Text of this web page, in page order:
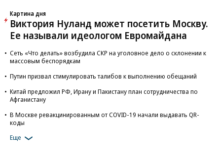
Картина дня
Виктория Нуланд может посетить Москву.
Ее называли идеологом Евромайдана
Сеть «Что делать» возбудила СКР на уголовное дело о склонении к
массовым беспорядкам
Путин призвал стимулировать талибов к выполнению обещаний
Китай предложил РФ, Ирану и Пакистану план сотрудничества по
Афганистану
В Москве ревакцинированным от COVID-19 начали выдавать QR-
коды
Еще